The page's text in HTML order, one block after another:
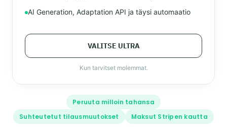
AI Generation, Adaptation API ja täysi automaatio
VALITSE ULTRA
Kun tarvitset molemmat.
Peruuta milloin tahansa
Suhteutetut tilausmuutokset
Maksut Stripen kautta